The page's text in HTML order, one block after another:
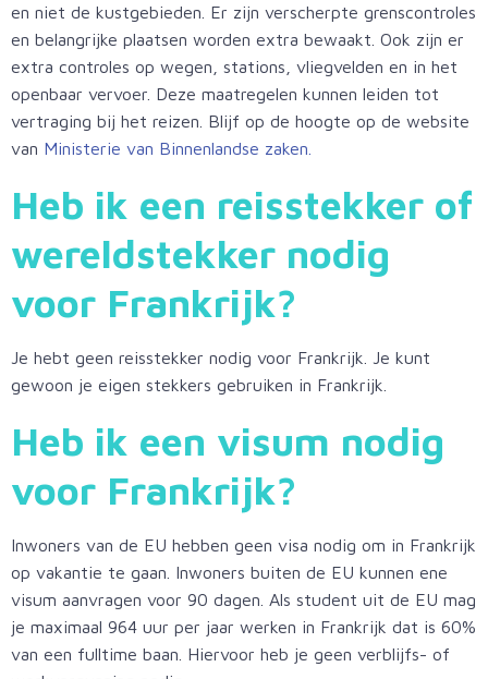
en niet de kustgebieden. Er zijn verscherpte grenscontroles
en belangrijke plaatsen worden extra bewaakt. Ook zijn er
extra controles op wegen, stations, vliegvelden en in het
openbaar vervoer. Deze maatregelen kunnen leiden tot
vertraging bij het reizen. Blijf op de hoogte op de website
van Ministerie van Binnenlandse zaken.
Heb ik een reisstekker of
wereldstekker nodig
voor Frankrijk?
Je hebt geen reisstekker nodig voor Frankrijk. Je kunt
gewoon je eigen stekkers gebruiken in Frankrijk.
Heb ik een visum nodig
voor Frankrijk?
Inwoners van de EU hebben geen visa nodig om in Frankrijk
op vakantie te gaan. Inwoners buiten de EU kunnen ene
visum aanvragen voor 90 dagen. Als student uit de EU mag
je maximaal 964 uur per jaar werken in Frankrijk dat is 60%
van een fulltime baan. Hiervoor heb je geen verblijfs- of